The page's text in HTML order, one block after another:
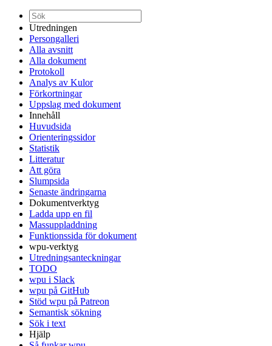
Utredningen
Persongalleri
Alla avsnitt
Alla dokument
Protokoll
Analys av Kulor
Förkortningar
Uppslag med dokument
Innehåll
Huvudsida
Orienteringssidor
Statistik
Litteratur
Att göra
Slumpsida
Senaste ändringarna
Dokumentverktyg
Ladda upp en fil
Massuppladdning
Funktionssida för dokument
wpu-verktyg
Utredningsanteckningar
TODO
wpu i Slack
wpu på GitHub
Stöd wpu på Patreon
Semantisk sökning
Sök i text
Hjälp